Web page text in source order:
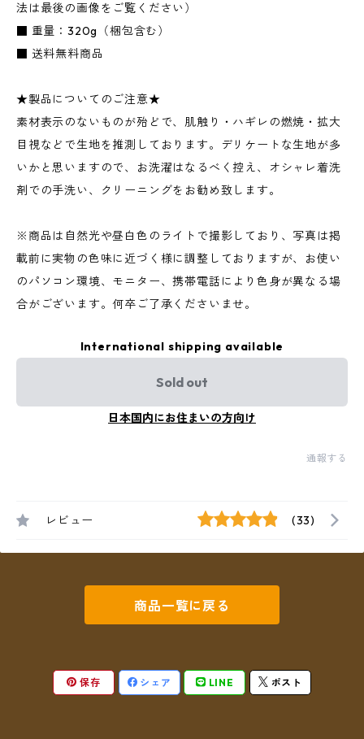
法は最後の画像をご覧ください）
■ 重量：320g（梱包含む）
■ 送料無料商品
★製品についてのご注意★
素材表示のないものが殆どで、肌触り・ハギレの燃焼・拡大
目視などで生地を推測しております。デリケートな生地が多
いかと思いますので、お洗濯はなるべく控え、オシャレ着洗
剤での手洗い、クリーニングをお勧め致します。
※商品は自然光や昼白色のライトで撮影しており、写真は掲
載前に実物の色味に近づく様に調整しておりますが、お使い
のパソコン環境、モニター、携帯電話により色身が異なる場
合がございます。何卒ご了承くださいませ。
International shipping available
Sold out
日本国内にお住まいの方向け
通報する
レビュー (33)
商品一覧に戻る
保存 シェア LINE ポスト